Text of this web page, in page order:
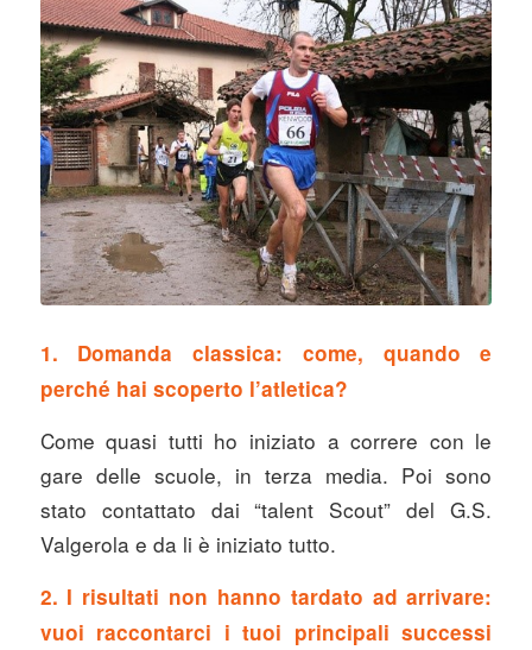
1. Domanda classica: come, quando e
perché hai scoperto l’atletica?
Come quasi tutti ho iniziato a correre con le
gare delle scuole, in terza media. Poi sono
stato contattato dai “talent Scout” del G.S.
Valgerola e da li è iniziato tutto.
2. I risultati non hanno tardato ad arrivare:
vuoi raccontarci i tuoi principali successi